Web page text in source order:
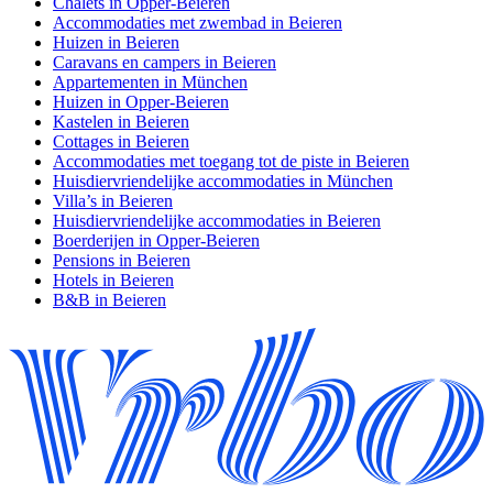
Accommodaties met zwembad in Beieren
Huizen in Beieren
Caravans en campers in Beieren
Appartementen in München
Huizen in Opper-Beieren
Kastelen in Beieren
Cottages in Beieren
Accommodaties met toegang tot de piste in Beieren
Huisdiervriendelijke accommodaties in München
Villa’s in Beieren
Huisdiervriendelijke accommodaties in Beieren
Boerderijen in Opper-Beieren
Pensions in Beieren
Hotels in Beieren
B&B in Beieren